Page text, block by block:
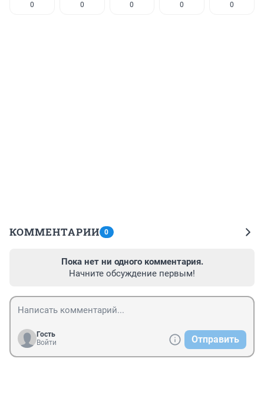
0 0 0 0 0
КОММЕНТАРИИ 0
Пока нет ни одного комментария.
Начните обсуждение первым!
Гость
Войти
Отправить